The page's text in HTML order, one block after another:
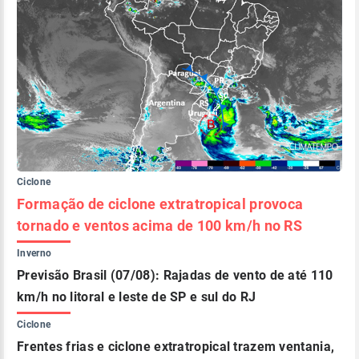
Ciclone
Formação de ciclone extratropical provoca
tornado e ventos acima de 100 km/h no RS
Inverno
Previsão Brasil (07/08): Rajadas de vento de até 110
km/h no litoral e leste de SP e sul do RJ
Ciclone
Frentes frias e ciclone extratropical trazem ventania,